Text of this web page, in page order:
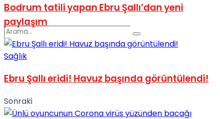
No Result
Bodrum tatili yapan Ebru Şallı’dan yeni
paylaşım
Sağlık
Ebru Şallı eridi! Havuz başında görüntülendi!
Sonraki